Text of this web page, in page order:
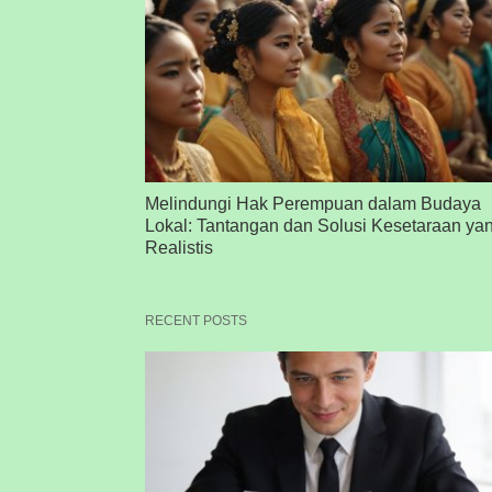
Melindungi Hak Perempuan dalam Budaya
Lokal: Tantangan dan Solusi Kesetaraan
Realistis
RECENT POSTS